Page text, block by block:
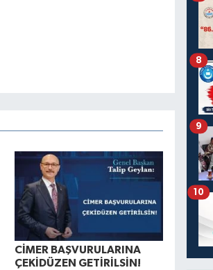
CİMER BAŞVURULARINA
ÇEKİDÜZEN GETİRİLSİN!
8
9
10